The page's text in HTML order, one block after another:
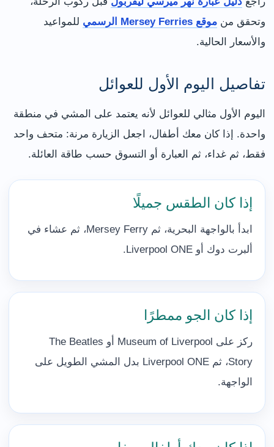
وتحقق من موقع Mersey Ferries الرسمي
للمواعيد
والأسعار الحالية.
تفاصيل اليوم الأول للعوائل
اليوم الأول مثالي للعوائل لأنه يعتمد على المشي في منطقة
واحدة. إذا كان معك أطفال، اجعل الزيارة مرنة: متحف واحد
فقط، ثم غداء، ثم العبارة أو التسوق حسب طاقة العائلة.
إذا كان الطقس جميلًا
ابدأ بالواجهة البحرية، ثم Mersey Ferry، ثم عشاء في
ألبرت دوك أو Liverpool ONE.
إذا كان الجو ممطرًا
ركز على Museum of Liverpool أو The Beatles
Story، ثم Liverpool ONE بدل المشي الطويل على
الواجهة.